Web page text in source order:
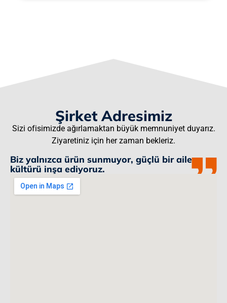
Şirket Adresimiz
Sizi ofisimizde ağırlamaktan büyük memnuniyet duyarız.
Ziyaretiniz için her zaman bekleriz.
Biz yalnızca ürün sunmuyor, güçlü bir aile
kültürü inşa ediyoruz.